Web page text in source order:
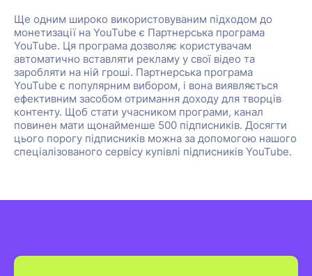
Ще одним широко використовуваним підходом до
монетизації на YouTube є Партнерська програма
YouTube. Ця програма дозволяє користувачам
автоматично вставляти рекламу у свої відео та
заробляти на ній гроші. Партнерська програма
YouTube є популярним вибором, і вона виявляється
ефективним засобом отримання доходу для творців
контенту. Щоб стати учасником програми, канал
повинен мати щонайменше 500 підписників. Досягти
цього порогу підписників можна за допомогою нашого
спеціалізованого сервісу купівлі підписників YouTube.